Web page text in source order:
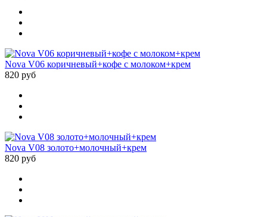
Nova V06 коричневый+кофе с молоком+крем
820 руб
Nova V08 золото+молочный+крем
820 руб